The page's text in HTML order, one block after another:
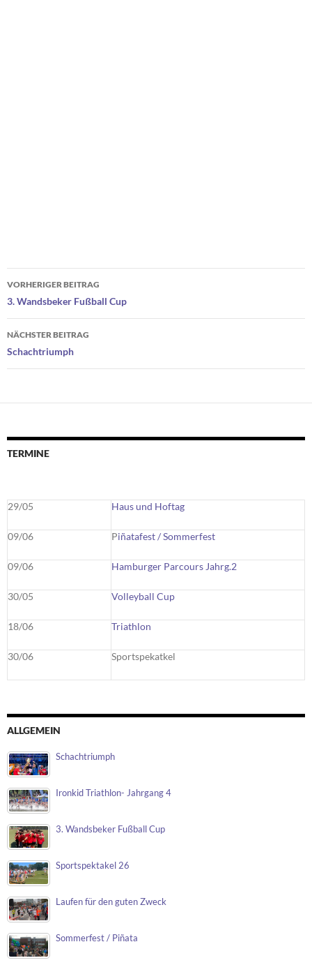
Beitragsnavigation
VORHERIGER BEITRAG
3. Wandsbeker Fußball Cup
NÄCHSTER BEITRAG
Schachtriumph
TERMINE
29/05 Haus und Hoftag
09/06 Piñatafest / Sommerfest
09/06 Hamburger Parcours Jahrg.2
30/05 Volleyball Cup
18/06 Triathlon
30/06 Sportspekatkel
ALLGEMEIN
Schachtriumph
Ironkid Triathlon- Jahrgang 4
3. Wandsbeker Fußball Cup
Sportspektakel 26
Laufen für den guten Zweck
Sommerfest / Piñata